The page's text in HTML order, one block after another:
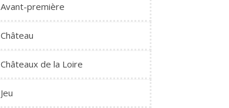
Avant-première
Château
Châteaux de la Loire
Jeu